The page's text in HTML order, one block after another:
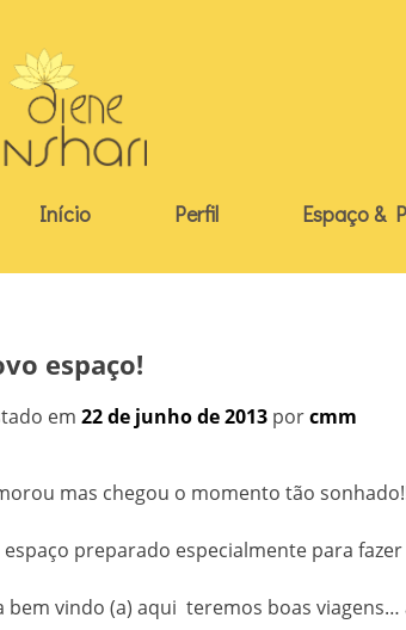
Início Perfil Espaço &
espaço!
em 22 de junho de 2013 porcmm
mas chegou o momento tão
espaço preparado especialmente para
bem vindo (a) aqui teremos boas